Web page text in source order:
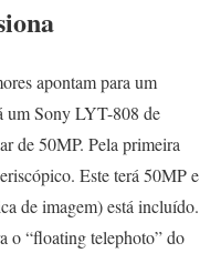
apontam para um
um Sony LYT-808 de
de 50MP. Pela primeira
Este terá 50MP e
de imagem) está incluído.
o “floating telephoto” do